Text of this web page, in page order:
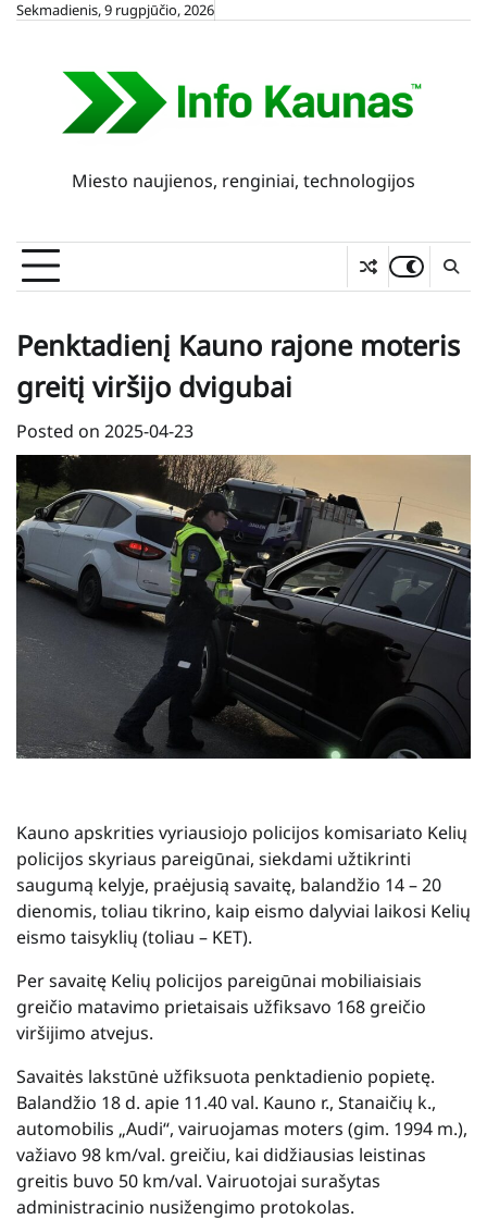
SkipSekmadienis, 9 rugpjūčio, 2026
Miesto naujienos, renginiai, technologijos
Penktadienį Kauno rajone moteris
greitį viršijo dvigubai
Posted on 2025-04-23
Kauno apskrities vyriausiojo policijos komisariato Kelių
policijos skyriaus pareigūnai, siekdami užtikrinti
saugumą kelyje, praėjusią savaitę, balandžio 14 – 20
dienomis, toliau tikrino, kaip eismo dalyviai laikosi Kelių
eismo taisyklių (toliau – KET).
Per savaitę Kelių policijos pareigūnai mobiliaisiais
greičio matavimo prietaisais užfiksavo 168 greičio
viršijimo atvejus.
Savaitės lakstūnė užfiksuota penktadienio popietę.
Balandžio 18 d. apie 11.40 val. Kauno r., Stanaičių k.,
automobilis „Audi“, vairuojamas moters (gim. 1994 m.),
važiavo 98 km/val. greičiu, kai didžiausias leistinas
greitis buvo 50 km/val. Vairuotojai surašytas
administracinio nusižengimo protokolas.